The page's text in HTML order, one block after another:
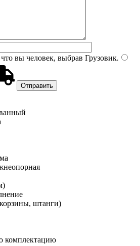
вы человек, выбрав Грузовик.
штанги)
комплектацию